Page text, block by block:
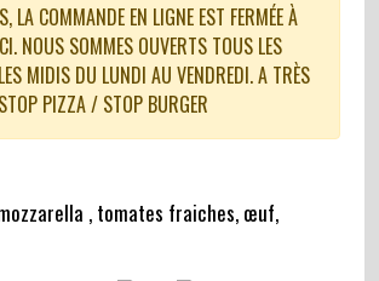
LA COMMANDE EN LIGNE EST FERMÉE À
NOUS SOMMES OUVERTS TOUS LES
MIDIS DU LUNDI AU VENDREDI. A TRÈS
PIZZA / STOP BURGER
, tomates fraiches, œuf,